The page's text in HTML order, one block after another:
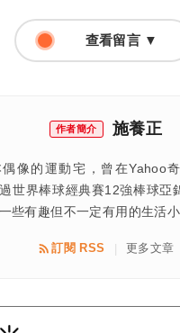
查看留言 ▼
作者簡介 施養正
像的運動宅，曾在Yahoo
世界棒球經典賽12強棒球亞
些有趣但不一定有用的生活小
訂閱 RSS | 更多文章